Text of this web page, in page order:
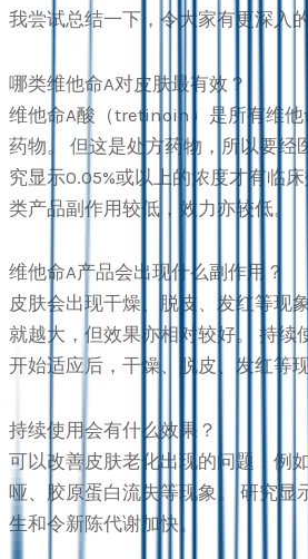
我尝试总结一下，令大家有更深入的
哪类维他命A对皮肤最有效？
维他命A酸（tretinoin）是所有维他
药物。 但这是处方药物，所以要经
究显示0.05%或以上的浓度才有临
类产品副作用较低，效力亦较低。
维他命A产品会出现什么副作用？
皮肤会出现干燥、脱皮、发红等现
就越大，但效果亦相对较好。 持续
开始适应后，干燥、脱皮、发红等
持续使用会有什么效果？
可以改善皮肤老化出现的问题，例
哑、胶原蛋白流失等现象。 研究显
生和令新陈代谢加快。